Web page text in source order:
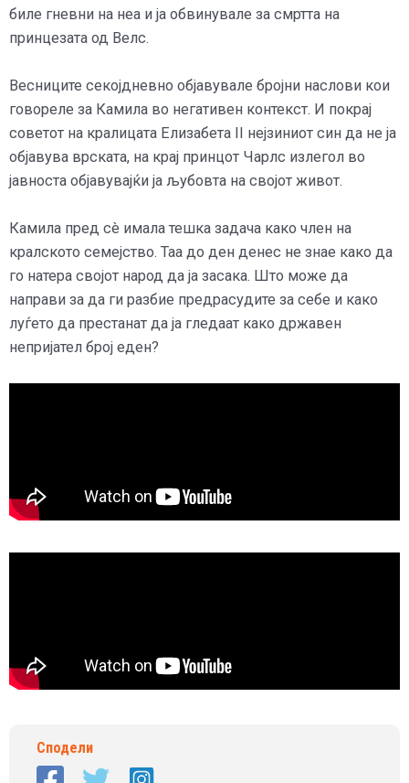
биле гневни на неа и ја обвинувале за смртта на
принцезата од Велс.
Весниците секојдневно објавувале бројни наслови кои
говореле за Камила во негативен контекст. И покрај
советот на кралицата Елизабета II нејзиниот син да не ја
објавува врската, на крај принцот Чарлс излегол во
јавноста објавувајќи ја љубовта на својот живот.
Камила пред сè имала тешка задача како член на
кралското семејство. Таа до ден денес не знае како да
го натера својот народ да ја засака. Што може да
направи за да ги разбие предрасудите за себе и како
луѓето да престанат да ја гледаат како државен
непријател број еден?
Сподели